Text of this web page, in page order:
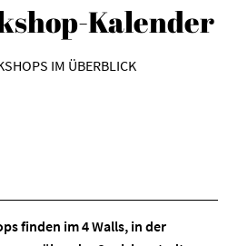
Kalender
IM ÜBERBLICK
finden im4 Walls, in der